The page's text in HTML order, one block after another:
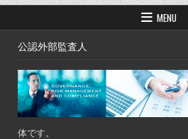
MENU
公認外部監査人
体です。